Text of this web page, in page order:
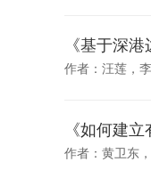
《基于深
作者：汪莲，
《如何建
作者：黄卫东